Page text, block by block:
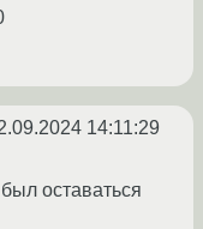
14:11:29
оставаться